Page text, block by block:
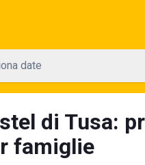
date
di Tusa:
famiglie